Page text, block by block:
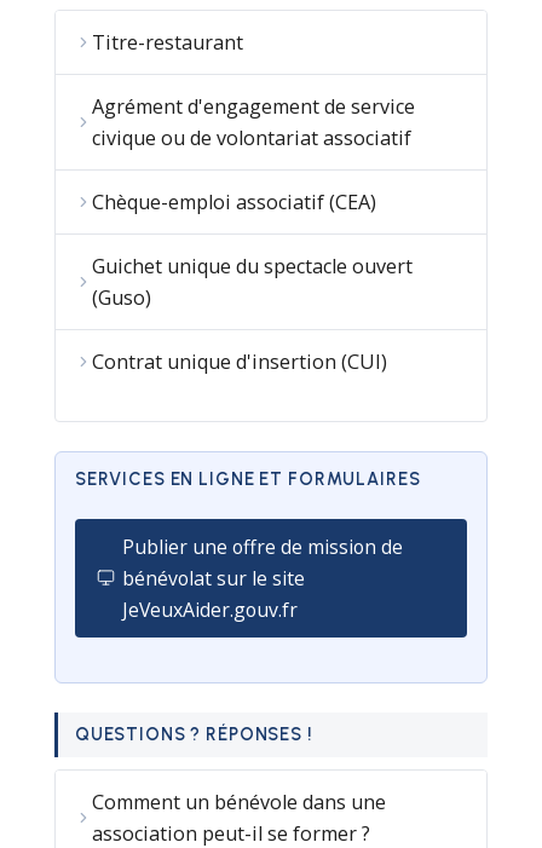
Titre-restaurant
Agrément d'engagement de service
civique ou de volontariat associatif
Chèque-emploi associatif (CEA)
Guichet unique du spectacle ouvert
(Guso)
Contrat unique d'insertion (CUI)
SERVICES EN LIGNE ET FORMULAIRES
Publier une offre de mission de
bénévolat sur le site
JeVeuxAider.gouv.fr
QUESTIONS ? RÉPONSES !
Comment un bénévole dans une
association peut-il se former ?